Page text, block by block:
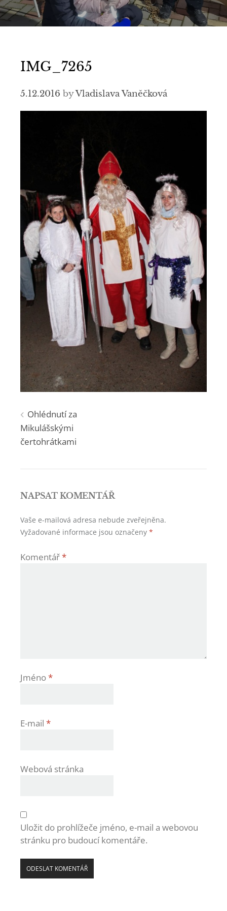
IMG_7265
5.12.2016 byVladislava Vaněčková
Navigace
pro
Ohlédnutí za
Mikulášskými
čertohrátkami
NAPSAT KOMENTÁŘ
Vaše e-mailová adresa nebude zveřejněna.
Vyžadované informace jsou označeny *
Komentář*
Jméno*
E-mail *
Webová stránka
Uložit do prohlížeče jméno, e-mail a webovou
stránku pro budoucí komentáře.